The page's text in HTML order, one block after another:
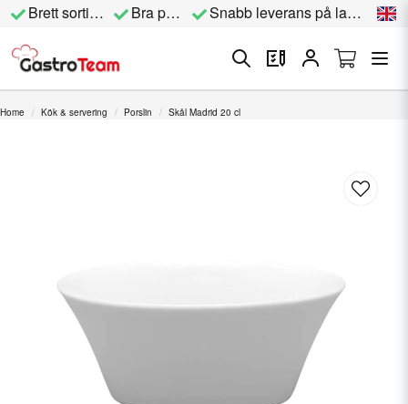
Brett sortiment Bra priser Snabb leverans på lagervara
Home Kök & servering Porslin Skål Madrid 20 cl